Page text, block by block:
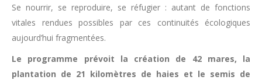
Se nourrir, se reproduire, se réfugier : autant de fonctions
vitales rendues possibles par ces continuités écologiques
aujourd’hui fragmentées.
Le programme prévoit la création de 42 mares, la
plantation de 21 kilomètres de haies et le semis de